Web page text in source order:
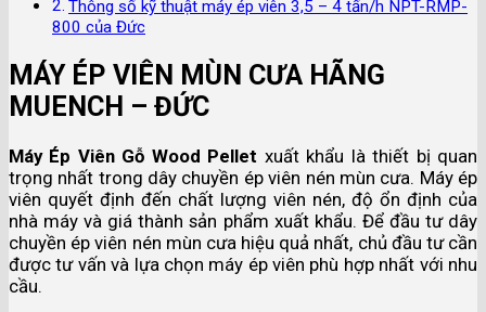
Thông số kỹ thuật máy ép viên 3,5 – 4 tấn/h NPT-RMP-
800 của Đức
MÁY ÉP VIÊN MÙN CƯA HÃNG
MUENCH – ĐỨC
Máy Ép Viên Gỗ Wood Pellet xuất khẩu là thiết bị quan
trọng nhất trong dây chuyền ép viên nén mùn cưa. Máy ép
viên quyết định đến chất lượng viên nén, độ ổn định của
nhà máy và giá thành sản phẩm xuất khẩu. Để đầu tư dây
chuyền ép viên nén mùn cưa hiệu quả nhất, chủ đầu tư cần
được tư vấn và lựa chọn máy ép viên phù hợp nhất với nhu
cầu.